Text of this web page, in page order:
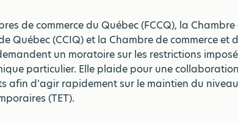
de commerce du Québec (FCCQ), la Chambre
Québec (CCIQ) et la Chambre de commerce et
un moratoire sur les restrictions
particulier. Elle plaide pour une
afin d’agir rapidement sur le maintien du
(TET).